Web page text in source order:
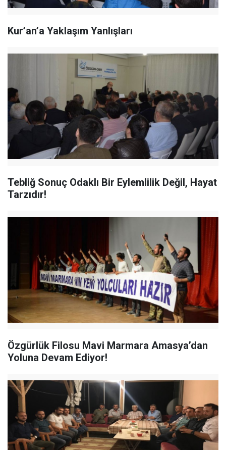
Kur’an’a Yaklaşım Yanlışları
Tebliğ Sonuç Odaklı Bir Eylemlilik Değil, Hayat
Tarzıdır!
Özgürlük Filosu Mavi Marmara Amasya’dan
Yoluna Devam Ediyor!